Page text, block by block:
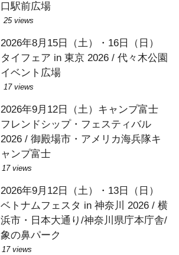
口駅前広場
25 views
2026年8月15日（土）・16日（日）
タイフェア in 東京 2026 / 代々木公園
イベント広場
17 views
2026年9月12日（土）キャンプ富士
フレンドシップ・フェスティバル
2026 / 御殿場市・アメリカ海兵隊キ
ャンプ富士
17 views
2026年9月12日（土）・13日（日）
ベトナムフェスタ in 神奈川 2026 / 横
浜市・日本大通り/神奈川県庁本庁舎/
象の鼻パーク
17 views